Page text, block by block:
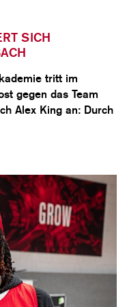
SICH
tritt im
gegen das Team
Alex King an: Durch